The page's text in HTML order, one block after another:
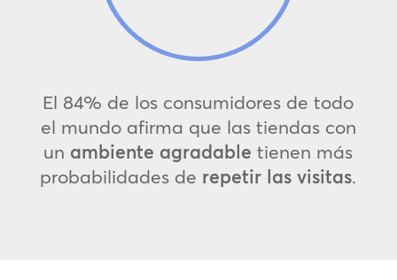
El 84% de los consumidores de todo
el mundo afirma que las tiendas con
un ambiente agradable tienen más
probabilidades de repetir las visitas.